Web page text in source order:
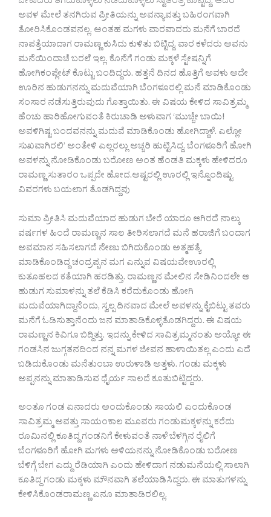
ಅವಳ ಮೇಲೆ ತನಗಿರುವ ಪ್ರೀತಿಯನ್ನು ಅವನ್ಯಾವತ್ತು ಬಹಿರಂಗವಾಗಿ
ತೋರಿಸಿಕೊಂಡವನಲ್ಲ. ಅಂತಹ ಮಗಳು ವಾರವಾದರು ಮನೆಗೆ ಬಾರದೆ
ನಾಪತ್ತೆಯಾದಾಗ ರಾಮಣ್ಣ ಕುಸಿದು ಕುಳಿತು ಬಿಟ್ಟಿದ್ದ. ವಾರ ಕಳೆದರು ಅವನು
ಮನೆಯಿಂದಾಚೆ ಬರಲೆ ಇಲ್ಲ. ಕೊನೆಗೆ ಗಂಡು ಮಕ್ಕಳೆ ಸ್ಟೇಷನ್ನಿಗೆ
ಹೋಗಿಕಂಪ್ಲೇಟ್ ಕೊಟ್ಟು ಬಂದಿದ್ದರು. ಹತ್ತನೆ ದಿನದ ಹೊತ್ತಿಗೆ ಅವಳು ಅದೇ
ಊರಿನ ಹುಡುಗನನ್ನು ಮದುವೆಯಾಗಿ ಬೆಂಗಳೂರಲ್ಲಿ ಮನೆ ಮಾಡಿಕೊಂಡು
ಸಂಸಾರ ನಡೆಸುತ್ತಿರುವುದು ಗೊತ್ತಾಯಿತು. ಈ ವಿಷಯ ಕೇಳಿದ ಸಾವಿತ್ರಮ್ಮ
ಹೆಂಚು ಹಾರಿಹೋಗುವಂತೆ ಕಿರುಚಾಡಿ ಅಳುವಾಗ ‘ಮುಚ್ಚೇ ಬಾಯಿ!
ಅವಳಿಗಿಷ್ಟ ಬಂದವನನ್ನು ಮದುವೆ ಮಾಡಿಕೊಂಡು ಹೋಗಿದ್ದಾಳೆ. ಎಲ್ಲೋ
ಸುಖವಾಗಿರಲಿ’ ಅಂತೇಳಿ ಎಲ್ಲರಲ್ಲು ಅಚ್ಚರಿ ಹುಟ್ಟಿಸಿದ್ದ. ಬೆಂಗಳೂರಿಗೆ ಹೋಗಿ
ಅವಳನ್ನು ನೋಡಿಕೊಂಡು ಬರೋಣ ಅಂತ ಹೆಂಡತಿ ಮಕ್ಕಳು ಹೇಳಿದರೂ
ರಾಮಣ್ಣ ಸುತಾರಂ ಒಪ್ಪದೇ ಹೋದ.ಅಷ್ಟರಲ್ಲಿ ಊರಲ್ಲಿ ಇನ್ನೊಂದಿಷ್ಟು
ವಿವರಗಳು ಬಯಲಾಗ ತೊಡಗಿದ್ದವು
ಸುಮಾ ಪ್ರೀತಿಸಿ ಮದುವೆಯಾದ ಹುಡುಗ ಬೇರೆ ಯಾರೂ ಆಗಿರದೆ ನಾಲ್ಕು
ವರ್ಷಗಳ ಹಿಂದೆ ರಾಮಣ್ಣನ ಸಾಲ ತೀರಿಸಲಾಗದೆ ಮನೆ ಹರಾಜಿಗೆ ಬಂದಾಗ
ಅವಮಾನ ಸಹಿಸಲಾಗದೆ ನೇಣು ಬಿಗಿದುಕೊಂಡು ಅತ್ಮಹತ್ಯೆ
ಮಾಡಿಕೊಂಡಿದ್ದ ಚಂದ್ರಪ್ಪನ ಮಗ ಎನ್ನುವ ವಿಷಯವೇಊರಲ್ಲಿ
ಕುತೂಹಲದ ಕತೆಯಾಗಿ ಹರಡಿತ್ತು. ರಾಮಣ್ಣನ ಮೇಲಿನ ಸೇಡಿನಿಂದಲೇ ಆ
ಹುಡುಗ ಸುಮಾಳನ್ನು ತಲೆ ಕೆಡಿಸಿ ಕರೆದುಕೊಂಡು ಹೋಗಿ
ಮದುವೆಯಾಗಿದ್ದಾನೆಂದು, ಸ್ವಲ್ಪ ದಿನವಾದ ಮೇಲೆ ಅವಳನ್ನು ಕೈಬಿಟ್ಟು ತವರು
ಮನೆಗೆ ಓಡಿಸುತ್ತಾನೆಂದು ಜನ ಮಾತಾಡಿಕೊಳ್ಳತೊಡಗಿದ್ದರು. ಈ ವಿಷಯ
ರಾಮಣ್ಣನ ಕಿವಿಗೂ ಬಿದ್ದಿತ್ತು. ಇದನ್ನು ಕೇಳಿದ ಸಾವಿತ್ರಮ್ಮನಂತು ಅಯ್ಯೋ ಈ
ಗಂಡಸಿನ ಜುಗ್ಗತನದಿಂದ ನನ್ನ ಮಗಳ ಜೀವನ ಹಾಳಾಯಿತಲ್ಲ ಎಂದು ಎದೆ
ಬಡಿದುಕೊಂಡು ಮನೆತುಂಬಾ ಉರುಳಾಡಿ ಅತ್ತಳು. ಗಂಡು ಮಕ್ಕಳು
ಅಪ್ಪನನ್ನು ಮಾತಾಡಿಸುವ ಧೈರ್ಯ ಸಾಲದೆ ಕೂತುಬಿಟ್ಟಿದ್ದರು.
ಅಂತೂ ಗಂಡ ಏನಾದರು ಅಂದುಕೊಂಡು ಸಾಯಲಿ ಎಂದುಕೊಂಡ
ಸಾವಿತ್ರಮ್ಮ ಅವತ್ತು ಸಾಯಂಕಾಲ ಮೂವರು ಗಂಡುಮಕ್ಕಳನ್ನು ಕರೆದು
ರೂಮಿನಲ್ಲಿ ಕೂತಿದ್ದ ಗಂಡನಿಗೆ ಕೇಳುವಂತೆ ನಾಳೆ ಬೆಳಗ್ಗಿನ ರೈಲಿಗೆ
ಬೆಂಗಳೂರಿಗೆ ಹೋಗಿ ಮಗಳು ಅಳಿಯನನ್ನು ನೋಡಿಕೊಂಡು ಬರೋಣ
ಬೆಳಿಗ್ಗೆ ಬೇಗ ಎದ್ದು ರೆಡಿಯಾಗಿ ಎಂದು ಹೇಳಿದಾಗ ನಡುಮನೆಯಲ್ಲಿ ಸಾಲಾಗಿ
ಕೂತಿದ್ದ ಗಂಡು ಮಕ್ಕಳು ಮೌನವಾಗಿ ತಲೆಯಾಡಿಸಿದ್ದರು. ಈ ಮಾತುಗಳನ್ನು
ಕೇಳಿಸಿಕೊಂಡರಾಮಣ್ಣ ಏನೂ ಮಾತಾಡಿರಲಿಲ್ಲ.